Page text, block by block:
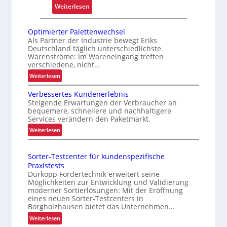
s
s
i
g
k
e
t
u
n
d
e
r
i
e
b
s
Weiterlesen
E
t
r
e
m
i
t
z
e
g
S
c
h
w
Optimierter Palettenwechsel
Als Partner der Industrie bewegt Eriks
Deutschland täglich unterschiedlichste
Warenströme: Im Wareneingang treffen
verschiedene, nicht…
Weiterlesen:
O
p
t
i
m
i
e
r
P
a
l
e
Verbessertes Kundenerlebnis
Steigende Erwartungen der Verbraucher an
bequemere, schnellere und nachhaltigere
Services verändern den Paketmarkt.
Weiterlesen:
V
r
b
e
s
s
e
Sorter-Testcenter für kundenspezifische
Praxistests
Dürkopp Fördertechnik erweitert seine
Möglichkeiten zur Entwicklung und Validierung
moderner Sortierlösungen: Mit der Eröffnung
eines neuen Sorter-Testcenters in
Borgholzhausen bietet das Unternehmen…
Weiterlesen: